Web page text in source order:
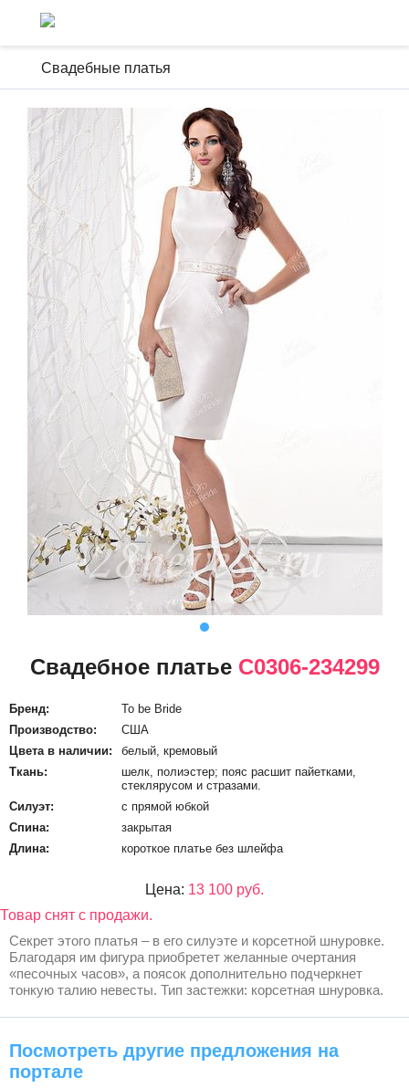
Свадебные платья
Свадебное платье С0306-234299
Бренд:
To be Bride
Производство:
США
Цвета в наличии:
белый, кремовый
Ткань:
шелк, полиэстер; пояс расшит пайетками,
стеклярусом и стразами.
Силуэт:
с прямой юбкой
Спина:
закрытая
Длина:
короткое платье без шлейфа
Цена: 13 100 руб.
Товар снят с продажи.
Секрет этого платья – в его силуэте и корсетной шнуровке.
Благодаря им фигура приобретет желанные очертания
«песочных часов», а поясок дополнительно подчеркнет
тонкую талию невесты. Тип застежки: корсетная шнуровка.
Посмотреть другие предложения на
портале